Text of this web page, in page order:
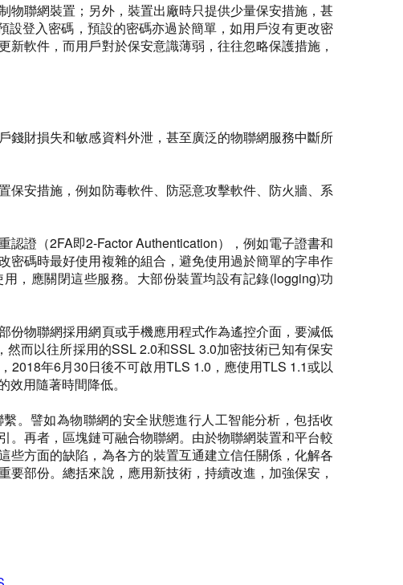
物聯網裝置；另外，裝置出廠時只提供少量保安措施，甚
登入密碼，預設的密碼亦過於簡單，如用戶沒有更改密
軟件，而用戶對於保安意識薄弱，往往忽略保護措施，
錢財損失和敏感資料外泄，甚至廣泛的物聯網服務中斷所
保安措施，例如防毒軟件、防惡意攻擊軟件、防火牆、系
證（2FA即2-Factor Authentication），例如電子證書和
密碼時最好使用複雜的組合，避免使用過於簡單的字串作
，應關閉這些服務。大部份裝置均設有記錄(logging)功
份物聯網採用網頁或手機應用程式作為遙控介面，要減低
而以往所採用的SSL 2.0和SSL 3.0加密技術已知有保安
2018年6月30日後不可啟用TLS 1.0，應使用TLS 1.1或以
用隨著時間降低。
。譬如為物聯網的安全狀態進行人工智能分析，包括收
。再者，區塊鏈可融合物聯網。由於物聯網裝置和平台較
些方面的缺陷，為各方的裝置互通建立信任關係，化解各
部份。總括來說，應用新技術，持續改進，加強保安，